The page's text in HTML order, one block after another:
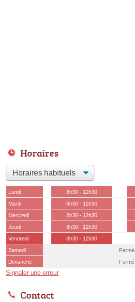
Horaires
Lundi 8h30 - 12h30
Mardi
8h30 - 12h30
Mercredi
8h30 - 12h30
Jeudi
8h30 - 12h30
Vendredi
8h30 - 12h30
Samedi
Fermé
Dimanche
Fermé
Signaler une erreur
Contact